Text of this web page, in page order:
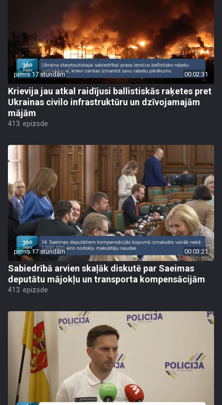
pirms 17 stundām 00:02:31
Krievija jau atkal raidījusi ballistiskās raķetes pret
Ukrainas civilo infrastruktūru un dzīvojamajām
mājām
413. epizode
pirms 17 stundām 00:03:21
Sabiedrībā arvien skaļāk diskutē par Saeimas
deputātu mājokļu un transporta kompensācijām
413. epizode